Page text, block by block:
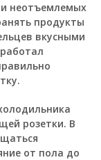
неотъемлемых
продукты
вкусными
розетки. В
от пола до